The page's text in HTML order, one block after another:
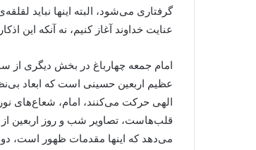
گرفتاری می‌شود، البته اینها نباید
عنایت خداوند آغاز کنیم، نه آنکه این
امام جمعه چهارباغ در بخش دیگری از
عظیم اربعین حسینی است که ابعاد
الهی حرکت می‌کنند، امام، شعاع‌های
قلب‌هاست، تصاویر شب و روز اربعین از
می‌دهد که اینها مقدمات ظهور است،